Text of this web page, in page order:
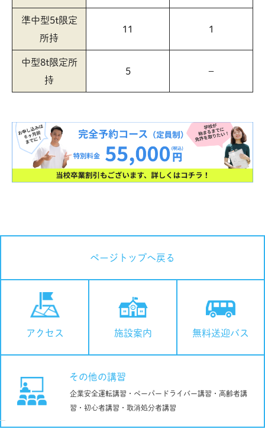
準中型5t限定
所持
11 1
中型8t限定所
持
5 −
ページトップへ戻る
アクセス 施設案内 無料送迎バス
その他の講習
企業安全運転講習・ペーパードライバー講習・高齢者講
習・初心者講習・取消処分者講習